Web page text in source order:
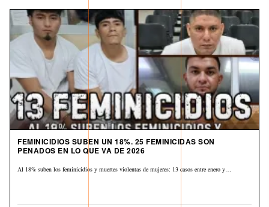
FEMINICIDIOS SUBEN UN 18%. 25 FEMINICIDAS SON
PENADOS EN LO QUE VA DE 2026
Al 18% suben los feminicidios y muertes violentas de mujeres: 13 casos entre enero y…